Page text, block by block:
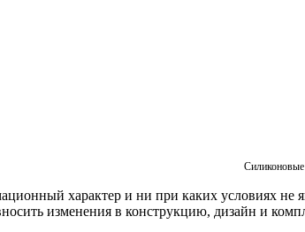
характер и ни при каких условиях
изменения в конструкцию, дизайн и